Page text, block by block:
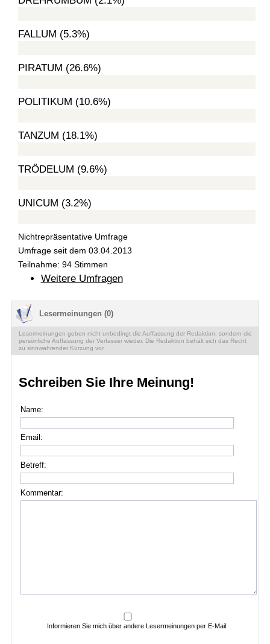
FALLUM (5.3%)
PIRATUM (26.6%)
POLITIKUM (10.6%)
TANZUM (18.1%)
TRÖDELUM (9.6%)
UNICUM (3.2%)
Nichtrepräsentative Umfrage
Umfrage seit dem 03.04.2013
Teilnahme: 94 Stimmen
Weitere Umfragen
Lesermeinungen (0)
Lesermeinungen geben nicht unbedingt die Auffassung der Redaktion, sondern die
persönliche Auffassung der Verfasser wieder. Die Redaktion behält sich das Recht
zu sinnwahrender Kürzung vor.
Schreiben Sie Ihre Meinung!
Name:
Email:
Betreff:
Kommentar:
Informieren Sie mich über andere Lesermeinungen per E-Mail